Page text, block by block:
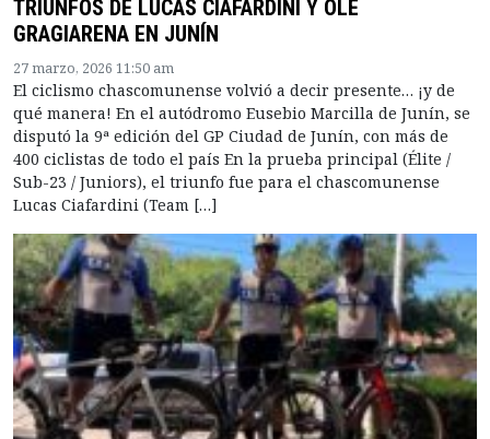
TRIUNFOS DE LUCAS CIAFARDINI Y OLE
GRAGIARENA EN JUNÍN
27 marzo, 2026 11:50 am
El ciclismo chascomunense volvió a decir presente… ¡y de
qué manera! En el autódromo Eusebio Marcilla de Junín, se
disputó la 9ª edición del GP Ciudad de Junín, con más de
400 ciclistas de todo el país En la prueba principal (Élite /
Sub-23 / Juniors), el triunfo fue para el chascomunense
Lucas Ciafardini (Team […]